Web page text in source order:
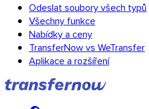
Odeslat soubory všech typů
Všechny funkce
Nabídky a ceny
TransferNow vs WeTransfer
Aplikace a rozšíření